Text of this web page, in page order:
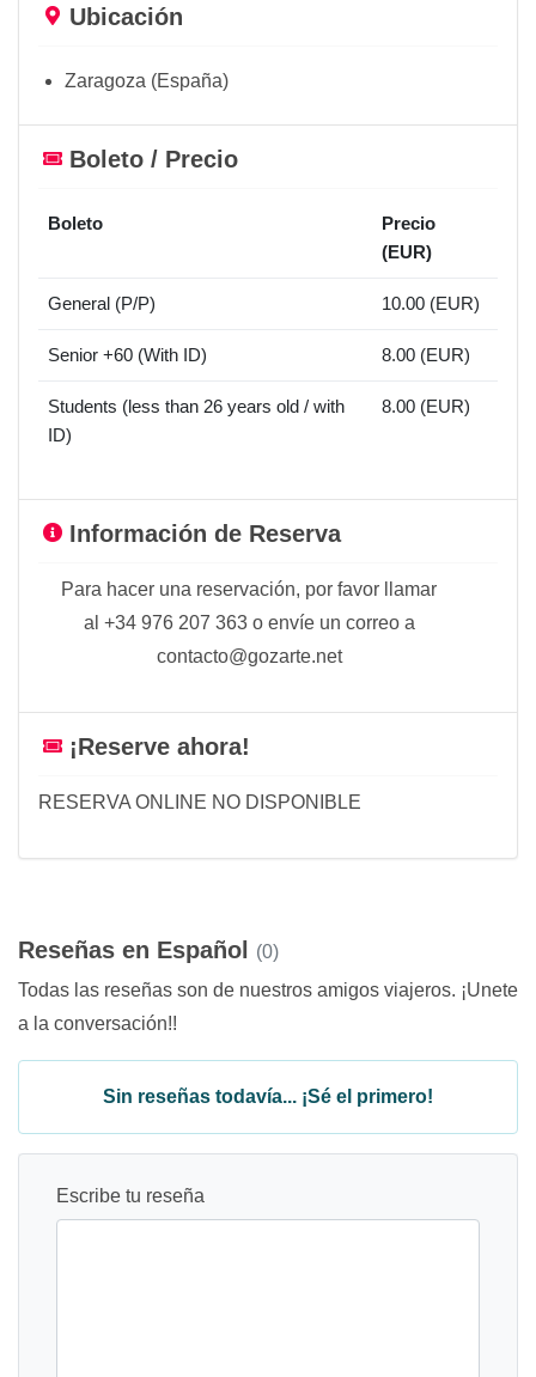
Ubicación
Zaragoza (España)
Boleto / Precio
Boleto
Precio
(EUR)
General (P/P) 10.00 (EUR)
Senior +60 (With ID) 8.00 (EUR)
Students (less than 26 years old / with
ID)
8.00 (EUR)
Información de Reserva
Para hacer una reservación, por favor llamar
al +34 976 207 363 o envíe un correo a
contacto@gozarte.net
¡Reserve ahora!
RESERVA ONLINE NO DISPONIBLE
Reseñas en Español
(0)
Todas las reseñas son de nuestros amigos viajeros. ¡Unete
a la conversación!!
Sin reseñas todavía... ¡Sé el primero!
Escribe tu reseña